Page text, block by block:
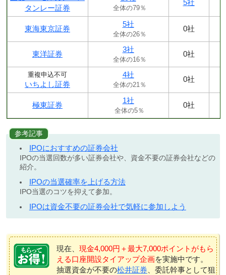
タンレー証券
全体の79％
5社
東海東京証券
5社
全体の26％
0社
東洋証券
3社
全体の16％
0社
重複申込不可
いちよし証券
4社
全体の21％
0社
極東証券
1社
全体の5％
0社
参考記事
IPOにおすすめの証券会社
IPOの当選回数が多い証券会社や、資金不要の証券会社などの
紹介。
IPOの当選確率を上げる方法
IPO当選のコツを抑えて参加。
IPOは資金不要の証券会社で気軽に参加しよう
現在、 現金4,000円＋最大7,000ポイントがもら
える口座開設タイアップ企画を実施中です。
抽選資金が不要の松井証券 、委託幹事として狙